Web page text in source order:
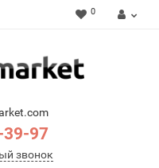
0
39-97
звонок